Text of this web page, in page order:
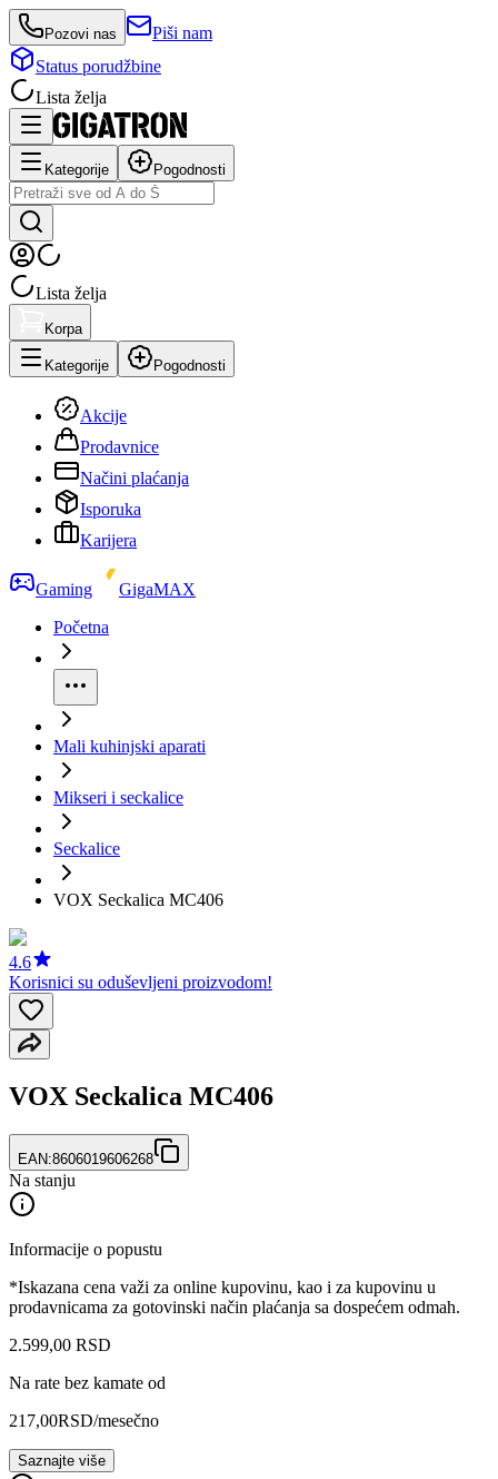
Pozovi nas
Piši nam
Status porudžbine
Lista želja
Kategorije Pogodnosti
Lista želja
Korpa
Kategorije Pogodnosti
Akcije
Prodavnice
Načini plaćanja
Isporuka
Karijera
Gaming
GigaMAX
Početna
Mali kuhinjski aparati
Mikseri i seckalice
Seckalice
VOX Seckalica MC406
4.6
Korisnici su oduševljeni proizvodom!
VOX Seckalica MC406
EAN:8606019606268
Na stanju
Informacije o popustu
*Iskazana cena važi za online kupovinu, kao i za kupovinu u
prodavnicama za gotovinski način plaćanja sa dospećem odmah.
2.599,00 RSD
Na rate bez kamate od
217,00RSD/mesečno
Saznajte više